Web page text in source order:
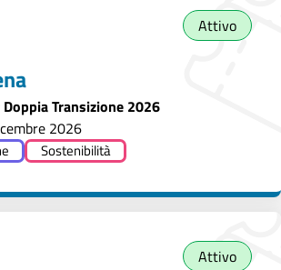
Attivo
Transizione 2026
2026
Sostenibilità
Attivo